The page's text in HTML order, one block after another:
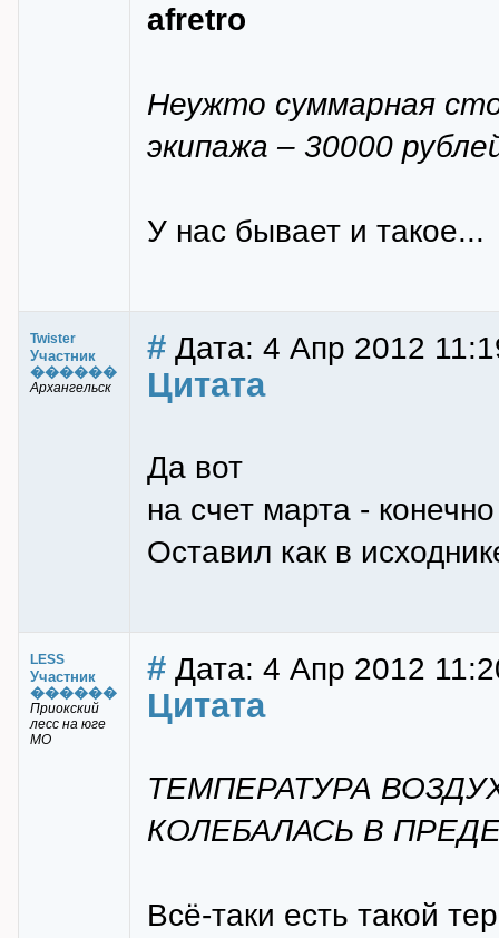
afretro
Неужто суммарная
экипажа – 30000
У нас бывает и такое...
Twister
Участник
������
Архангельск
# Дата: 4 Апр 2012
Цитата
Да вот
на счет марта -
Оставил как в
LESS
Участник
������
Приокский
лесс на юге
МО
# Дата: 4 Апр 2012
Цитата
ТЕМПЕРАТУРА
КОЛЕБАЛАСЬ В
Всё-таки есть такой